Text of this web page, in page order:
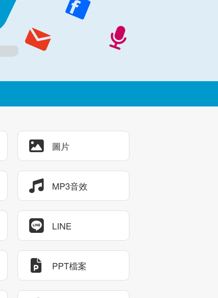
圖片
MP3音效
LINE
PPT檔案